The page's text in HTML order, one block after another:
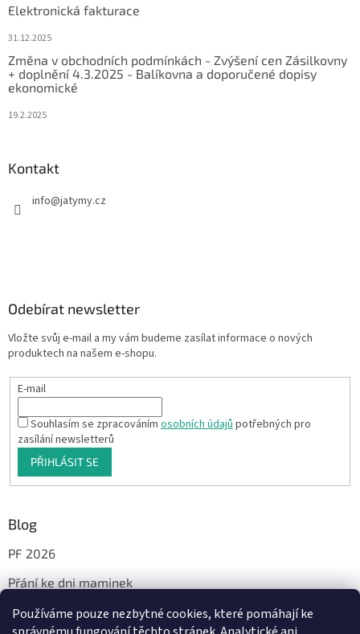
Používáme pouze nezbytné cookies, které pomáhají ke
Elektronická fakturace
31.12.2025
Změna v obchodních podmínkách - Zvýšení cen Zásilkovny
+ doplnění 4.3.2025 - Balíkovna a doporučené dopisy
ekonomické
19.2.2025
Kontakt
info@jatymy.cz
Odebírat newsletter
Vložte svůj e-mail a my vám budeme zasílat informace o nových
produktech na našem e-shopu.
E-mail
Souhlasím se zpracovánímosobních údajůpotřebných pro
zasílání newsletterů
PŘIHLÁSIT SE
Blog
PF 2026
Přání ke dni maminek